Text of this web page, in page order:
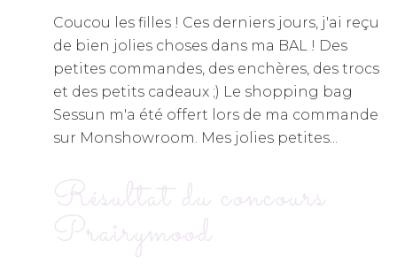
Coucou les filles ! Ces derniers jours, j'ai reçu
de bien jolies choses dans ma BAL ! Des
petites commandes, des enchères, des trocs
et des petits cadeaux ;) Le shopping bag
Sessun m'a été offert lors de ma commande
sur Monshowroom. Mes jolies petites...
Résultat du concours
Prairymood